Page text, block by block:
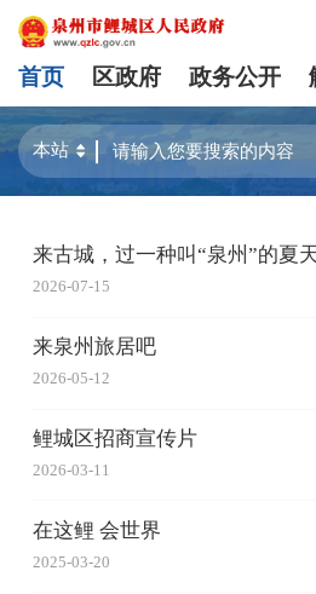
首页 区政府 政务公开
来古城，过一种叫“泉州”的夏
2026-07-15
来泉州旅居吧
2026-05-12
鲤城区招商宣传片
2026-03-11
在这鲤 会世界
2025-03-20